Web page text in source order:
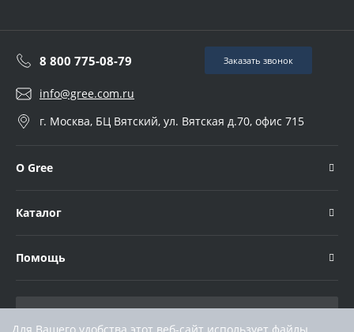
8 800 775-08-79 Заказать звонок
info@gree.com.ru
г. Москва, БЦ Вятский, ул. Вятская д.70, офис 715
О Gree
Каталог
Помощь